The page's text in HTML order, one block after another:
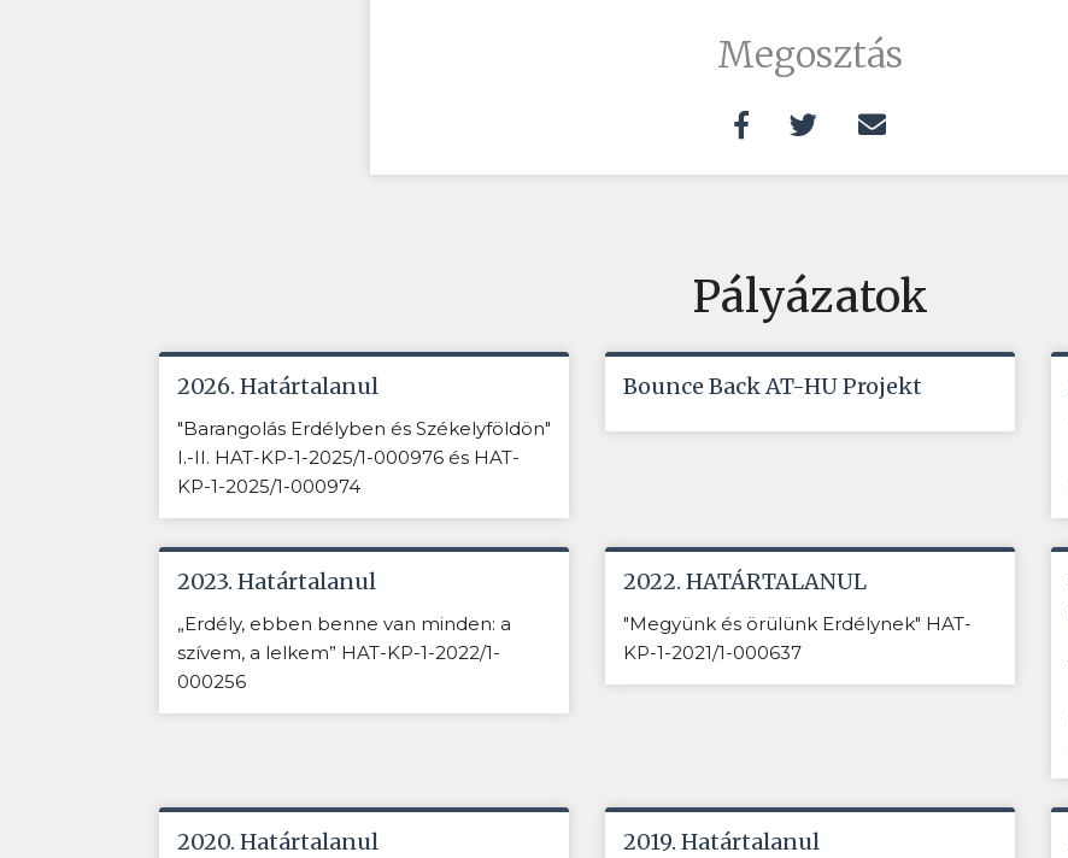
Megosztás
Pályázatok
2026. Határtalanul
"Barangolás Erdélyben és Székelyföldön"
I.-II. HAT-KP-1-2025/1-000976 és HAT-
KP-1-2025/1-000974
Bounce Back AT-HU Projekt
2023. Határtalanul
„Erdély, ebben benne van minden: a
szívem, a lelkem” HAT-KP-1-2022/1-
000256
2022. HATÁRTALANUL
"Megyünk és örülünk Erdélynek" HAT-
KP-1-2021/1-000637
2020. Határtalanul 2019. Határtalanul